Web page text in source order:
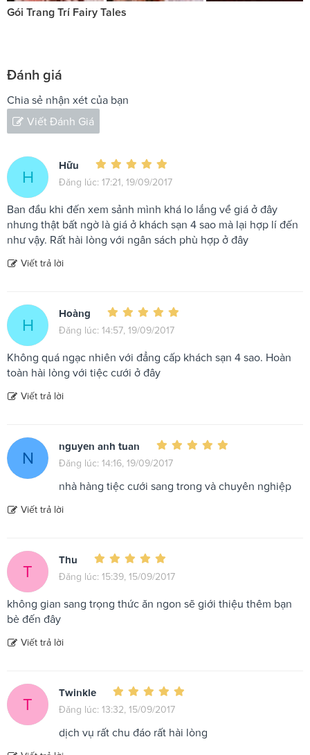
Gói Trang Trí Fairy Tales
Đánh giá
Chia sẻ nhận xét của bạn
Viết Đánh Giá
H
Hữu
Đăng lúc: 17:21, 19/09/2017
Ban đầu khi đến xem sảnh mình khá lo lắng về giá ở đây
nhưng thật bất ngờ là giá ở khách sạn 4 sao mà lại hợp lí đến
như vậy. Rất hài lòng với ngân sách phù hợp ở đây
Viết trả lời
H
Hoàng
Đăng lúc: 14:57, 19/09/2017
Không quá ngạc nhiên với đẳng cấp khách sạn 4 sao. Hoàn
toàn hài lòng với tiệc cưới ở đây
Viết trả lời
N
nguyen anh tuan
Đăng lúc: 14:16, 19/09/2017
nhà hàng tiệc cưới sang trong và chuyên nghiệp
Viết trả lời
T
Thu
Đăng lúc: 15:39, 15/09/2017
không gian sang trọng thức ăn ngon sẽ giới thiệu thêm bạn
bè đến đây
Viết trả lời
T
Twinkle
Đăng lúc: 13:32, 15/09/2017
dịch vụ rất chu đáo rất hài lòng